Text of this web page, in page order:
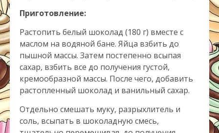
Приготовление:
Растопить белый шоколад (180 г) вместе с
маслом на водяной бане. Яйца взбить до
пышной массы. Затем постепенно всыпая
сахар, взбить все до получения густой,
кремообразной массы. После чего, добавить
растопленный шоколад и ванильный сахар.
Отдельно смешать муку, разрыхлитель и
соль, всыпать в шоколадную смесь,